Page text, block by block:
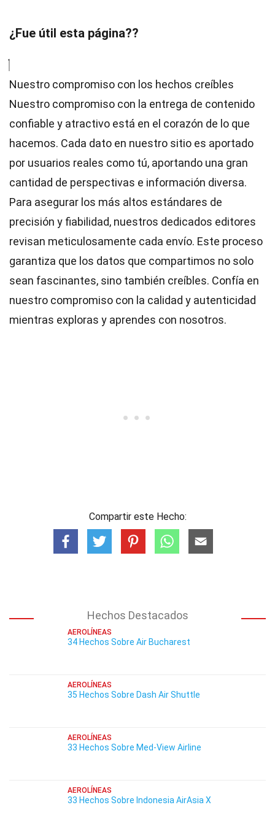
¿Fue útil esta página??
Nuestro compromiso con los hechos creíbles
Nuestro compromiso con la entrega de contenido
confiable y atractivo está en el corazón de lo que
hacemos. Cada dato en nuestro sitio es aportado
por usuarios reales como tú, aportando una gran
cantidad de perspectivas e información diversa.
Para asegurar los más altos estándares de
precisión y fiabilidad, nuestros dedicados editores
revisan meticulosamente cada envío. Este proceso
garantiza que los datos que compartimos no solo
sean fascinantes, sino también creíbles. Confía en
nuestro compromiso con la calidad y autenticidad
mientras exploras y aprendes con nosotros.
Compartir este Hecho:
Hechos Destacados
AEROLÍNEAS
34 Hechos Sobre Air Bucharest
AEROLÍNEAS
35 Hechos Sobre Dash Air Shuttle
AEROLÍNEAS
33 Hechos Sobre Med-View Airline
AEROLÍNEAS
33 Hechos Sobre Indonesia AirAsia X